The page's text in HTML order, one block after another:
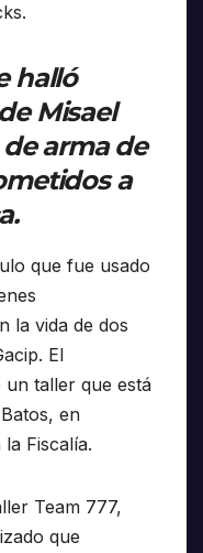
halló
Misael
arma de
a
que fue usado
la vida de dos
El
un taller que está
en
Fiscalía.
Team 777,
que